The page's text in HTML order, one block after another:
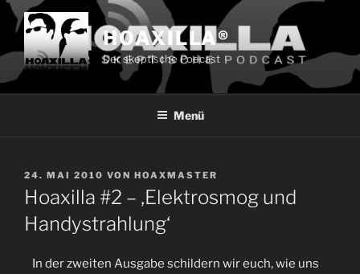
Zum
Inhalt
springen
HOAXILLA®
Der skeptische Podcast
Menü
VERÖFFENTLICHT
AM
24. MAI 2010 VON HOAXMASTER
Hoaxilla #2 – ‚Elektrosmog und
Handystrahlung‘
In der zweiten Ausgabe schildern wir euch, wie uns